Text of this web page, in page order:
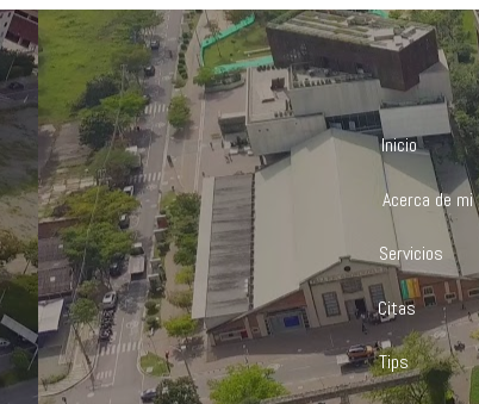
Inicio
Acerca de mi
Servicios
Citas
Tips